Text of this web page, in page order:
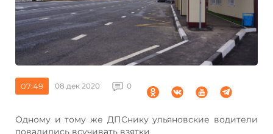
07:49 08 дек 2020 0
Одному и тому же ДПСнику ульяновские водители
повадились всучивать взятки